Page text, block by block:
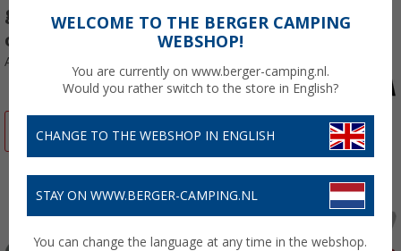
geschikt voor Carry Bike UL / CL - Fiamma
onderdeelnummer 98656-307
Artikelnr: 195652
-30%
WELCOME TO THE BERGER CAMPING
WEBSHOP!
You are currently on www.berger-camping.nl.
Would you rather switch to the store in English?
CHANGE TO THE WEBSHOP IN ENGLISH
STAY ON WWW.BERGER-CAMPING.NL
You can change the language at any time in the webshop.